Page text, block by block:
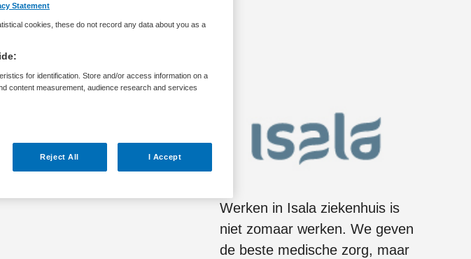
Isala is niet meer
interessant
Werken in Isala ziekenhuis is
niet zomaar werken. We geven
de beste medische zorg, maar
Statement
cookies, these do not record any data about you as a
for identification. Store and/or access information on a
content measurement, audience research and services
Reject All I Accept